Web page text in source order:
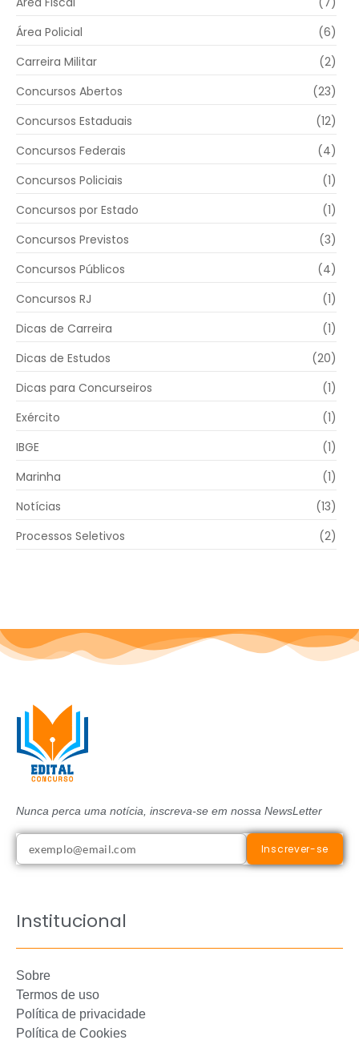
Área Policial
(6)
Carreira Militar
(2)
Concursos Abertos
(23)
Concursos Estaduais
(12)
Concursos Federais
(4)
Concursos Policiais
(1)
Concursos por Estado
(1)
Concursos Previstos
(3)
Concursos Públicos
(4)
Concursos RJ
(1)
Dicas de Carreira
(1)
Dicas de Estudos
(20)
Dicas para Concurseiros
(1)
Exército
(1)
IBGE
(1)
Marinha
(1)
Notícias
(13)
Processos Seletivos
(2)
Nunca perca uma notícia, inscreva-se em nossa NewsLetter
Inscrever-se
Institucional
Sobre
Termos de uso
Política de privacidade
Política de Cookies